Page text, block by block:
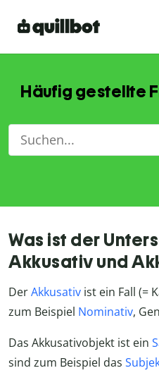
Häufig gestellte
Was ist der
Akkusativ und
DerAkkusativ ist ein Fall (=
zum Beispiel Nominativ,
Das Akkusativobjekt ist ein
sind zum Beispiel das